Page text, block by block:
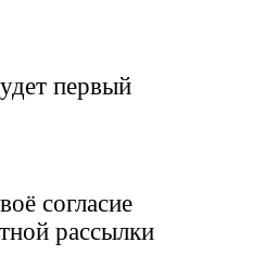
первый
согласие
рассылки